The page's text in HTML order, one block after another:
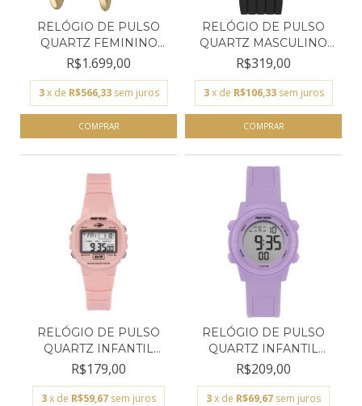
RELÓGIO DE PULSO
QUARTZ FEMININO
TECHNOS...
R$1.699,00
3 x de R$566,33 sem juros
RELÓGIO DE PULSO
QUARTZ MASCULINO
MORMAI...
R$319,00
3 x de R$106,33 sem juros
RELÓGIO DE PULSO
QUARTZ INFANTIL
MORMAII...
R$179,00
3x de R$59,67 sem juros
RELÓGIO DE PULSO
QUARTZ INFANTIL
MORMAII...
R$209,00
3x de R$69,67 sem juros